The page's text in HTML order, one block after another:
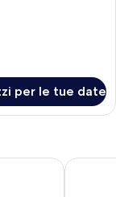
per le tue date
The